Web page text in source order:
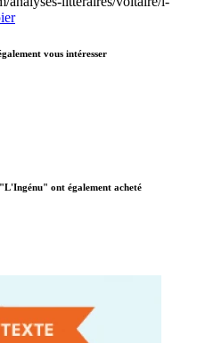
vous intéresser
ont également acheté